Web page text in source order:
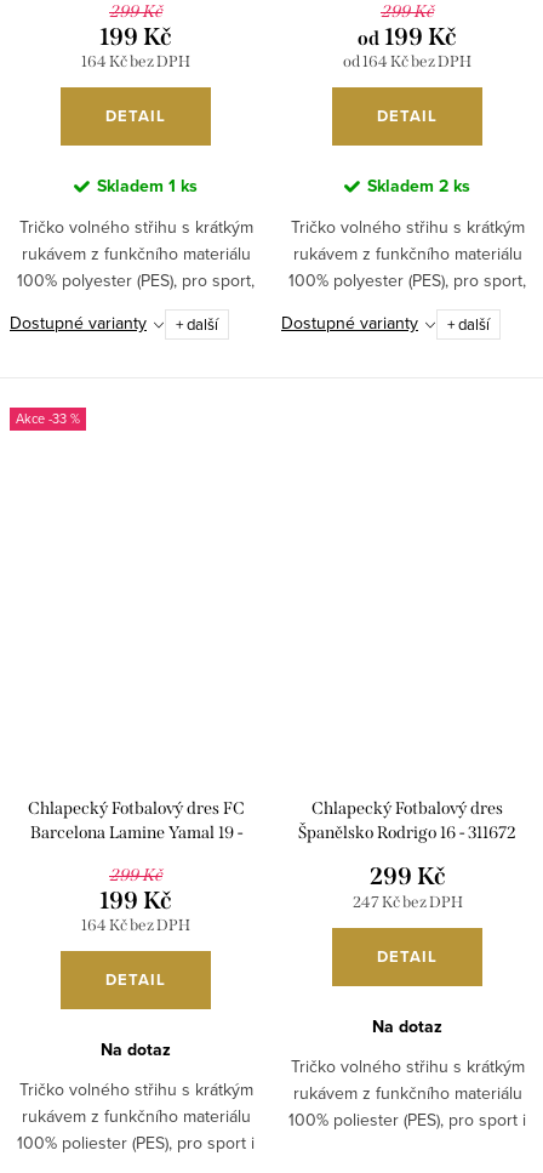
299 Kč
164 Kč bez DPH
199 Kč
DETAIL
Skladem 1 ks
Tričko volného střihu s krátkým
rukávem z funkčního materiálu
100% polyester (PES), pro sport,
fotbal i běžné nošení. ...
Dostupné varianty + další
299 Kč
od 164 Kč bez DPH
od 199 Kč
DETAIL
Skladem 2 ks
Tričko volného střihu s krátkým
rukávem z funkčního materiálu
100% polyester (PES), pro sport,
fotbal i běžné nošení. ...
Dostupné varianty + další
-33 %
Chlapecký Fotbalový dres FC
Barcelona Lamine Yamal 19 -
299 Kč
164 Kč bez DPH
199 Kč
DETAIL
Na dotaz
Tričko volného střihu s krátkým
rukávem z funkčního materiálu
100% poliester (PES), pro sport i
Chlapecký Fotbalový dres
Španělsko Rodrigo 16 - 311672
247 Kč bez DPH
299 Kč
DETAIL
Na dotaz
Tričko volného střihu s krátkým
rukávem z funkčního materiálu
100% poliester (PES), pro sport i